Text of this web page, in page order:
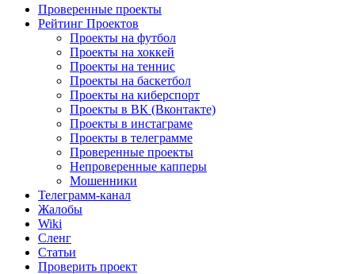
Проверенные проекты
Рейтинг Проектов
Проекты на футбол
Проекты на хоккей
Проекты на теннис
Проекты на баскетбол
Проекты на киберспорт
Проекты в ВК (Вконтакте)
Проекты в инстаграме
Проекты в телеграмме
Проверенные проекты
Непроверенные капперы
Мошенники
Телеграмм-канал
Жалобы
Wiki
Сленг
Статьи
Проверить проект